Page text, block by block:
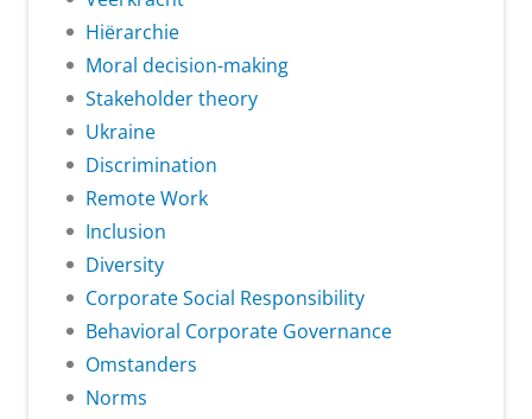
Hiërarchie
Moral decision-making
Stakeholder theory
Ukraine
Discrimination
Remote Work
Inclusion
Diversity
Corporate Social Responsibility
Behavioral Corporate Governance
Omstanders
Norms